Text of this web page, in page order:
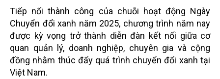
Tiếp nối thành công của chuỗi hoạt động Ngày
Chuyển đổi xanh năm 2025, chương trình năm nay
được kỳ vọng trở thành diễn đàn kết nối giữa cơ
quan quản lý, doanh nghiệp, chuyên gia và cộng
đồng nhằm thúc đẩy quá trình chuyển đổi xanh tại
Việt Nam.